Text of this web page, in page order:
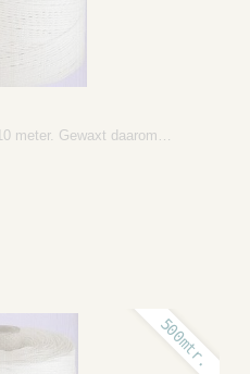
meter. Gewaxt daarom…
500mtr.